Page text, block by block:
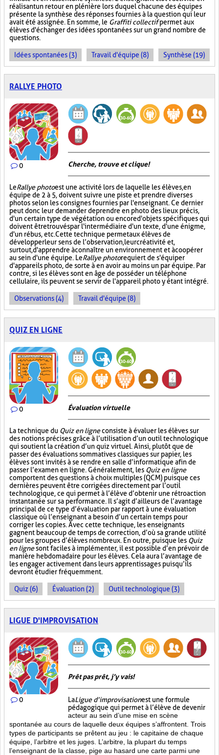
réalisant un retour en plénière lors duquel chacune des équipes
présente la synthèse des réponses fournies à la question qui leur
avait été assignée. En somme, le Graffiti collectifpermet aux
élèves d'échanger des idées spontanées sur un grand nombre de
questions.
Idées spontanées (3) Travail d'équipe (8) Synthèse (19)
RALLYE PHOTO
0 Cherche, trouve et clique !
LeRallye photoest une activité lors de laquelle les élèves, en
équipe de 2 à 5, doivent suivre une piste et prendre diverses
photos selon les consignes fournies par l'enseignant. Ce dernier
peut donc leur demander de prendre en photo des lieux précis,
d'un certain type de végétation ou encore d'objets spécifiques qui
doivent être trouvés par l'intermédiaire d'un texte, d'une énigme,
d'un rébus, etc. Cette technique permet aux élèves de
développer leur sens de l’observation, leur créativité et,
surtout, d'apprendre à connaître un environnement et à coopérer
au sein d'une équipe. LeRallye photorequiert de s'équiper
d'appareils photo, de sorte à en avoir au moins un par équipe. Par
contre, si les élèves sont en âge de posséder un téléphone
cellulaire, ils peuvent se servir de l'appareil photo y étant intégré.
Observations (4) Travail d'équipe (8)
QUIZ EN LIGNE
0 Évaluation virtuelle
La technique du Quiz en ligneconsiste à évaluer les élèves sur
des notions précises grâce à l’utilisation d’un outil technologique
qui soutient la création d’un quiz virtuel. Ainsi, plutôt que de
passer des évaluations sommatives classiques sur papier, les
élèves sont invités à se rendre en salle d’informatique afin de
passer l’examen en ligne. Généralement, les Quiz en ligne
comportent des questions à choix multiples (QCM) puisque ces
dernières peuvent être corrigées directement par l’outil
technologique, ce qui permet à l’élève d’obtenir une rétroaction
instantanée sur sa performance. Il s’agit d’ailleurs de l’avantage
principal de ce type d’évaluation par rapport à une évaluation
classique où l’enseignant a besoin d’un certain temps pour
corriger les copies. Avec cette technique, les enseignants
gagnent beaucoup de temps de correction, d’où sa grande utilité
pour les groupes d’élèves nombreux. En outre, puisque les Quiz
en lignesont faciles à implémenter, il est possible d’en prévoir de
manière hebdomadaire pour les élèves. Cela aura l’avantage de
les engager activement dans leurs apprentissages puisqu’ils
devront étudier fréquemment.
Quiz (6) Évaluation (2) Outil technologique (3)
LIGUE D'IMPROVISATION
0
Prêt pas prêt, j’y vais!
LaLigue d’improvisationest une formule
pédagogique qui permet à l’élève de devenir
acteur au sein d’une mise en scène
spontanée au cours de laquelle deux équipes s’affrontent. Trois
types de participants se prêtent au jeu : le capitaine de chaque
équipe, l’arbitre et les juges. L’arbitre, la plupart du temps
l’enseignant de la classe, pige au hasard une carte parmi une